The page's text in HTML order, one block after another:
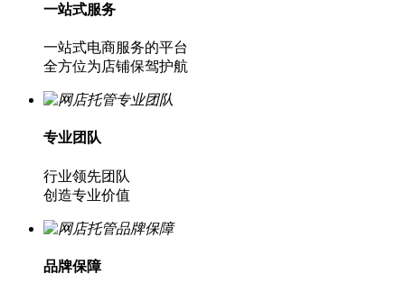
一站式服务
一站式电商服务的平台
全方位为店铺保驾护航
专业团队
行业领先团队
创造专业价值
品牌保障